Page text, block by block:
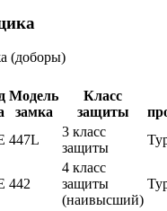
(доборы)
Модель
замка
Класс
защиты
447L
3 класс
защиты
442
4 класс
защиты
(наивысший)